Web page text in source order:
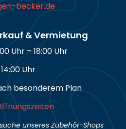
becker.de
& Vermietung
Uhr – 18:00 Uhr
Uhr
besonderem Plan
unseres Zubehör-Shops